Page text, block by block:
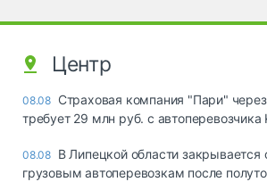
Центр
08.08 Страховая компания "Пари"
требует 29 млн руб. с автоперевозчика
08.08 В Липецкой области
грузовым автоперевозкам после